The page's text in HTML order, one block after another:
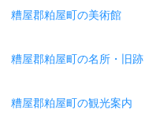
糟屋郡粕屋町の美術館
糟屋郡粕屋町の名所・旧跡
糟屋郡粕屋町の観光案内